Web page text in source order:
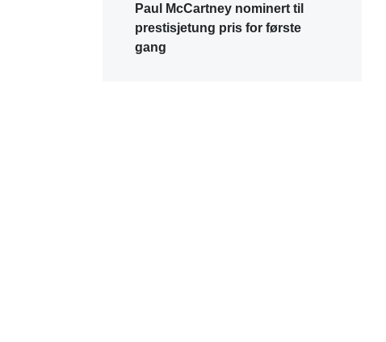
Paul McCartney nominert til
prestisjetung pris for første
gang